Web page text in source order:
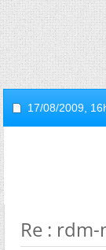
17/08/2009,
Re :